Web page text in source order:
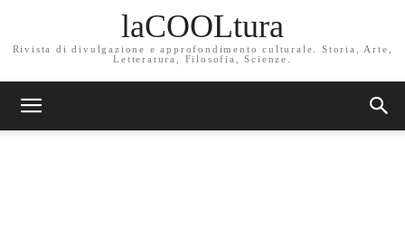
laCOOLtura
Rivista di divulgazione e approfondimento culturale. Storia, Arte,
Letteratura, Filosofia, Scienze.